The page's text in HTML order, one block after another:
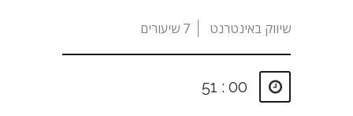
שיווק באינטרנט 7 שיעורים
00 : 51